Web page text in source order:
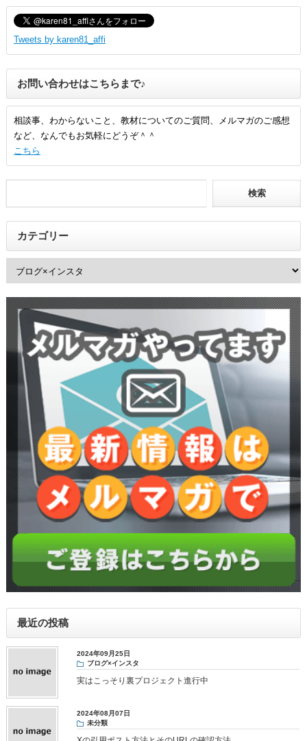
Tweets by karen81_affi
お問い合わせはこちらまで♪
相談事、わからないこと、教材についてのご質問、メルマガのご感想
など、なんでもお気軽にどうぞ＾＾
こちら
カテゴリー
最近の投稿
2024年09月25日
ブログ×インスタ
実はこっそり裏プロジェクト進行中
2024年08月07日
未分類